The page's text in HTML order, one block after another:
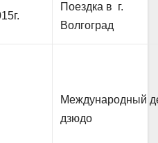
Поездка в г.
Волгоград
Международный
дзюдо